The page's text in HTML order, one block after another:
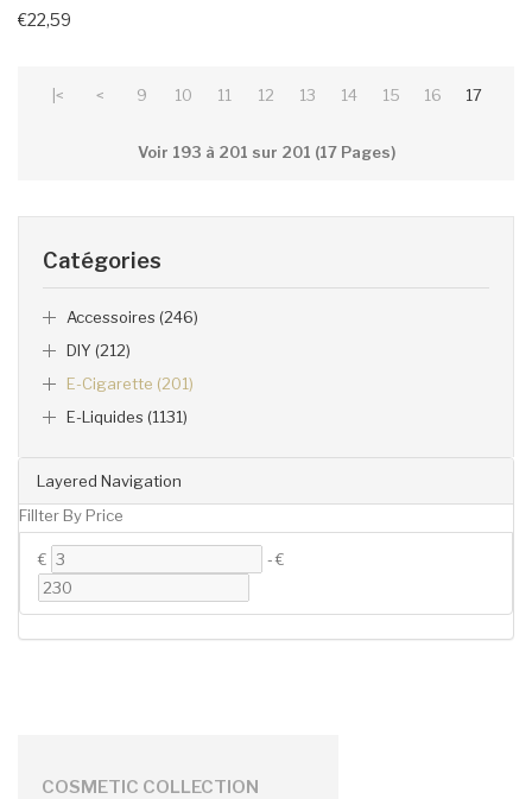
Layered Navigation
Fillter By Price
€ -€
Catégories
Accessoires (246)
DIY (212)
E-Cigarette (201)
E-Liquides (1131)
COSMETIC COLLECTION
€22,59
|< < 9 10 11 12 13 14 15 16 17
Voir 193 à 201 sur 201 (17 Pages)